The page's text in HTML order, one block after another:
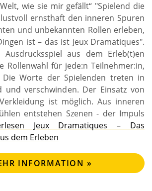
wie sie mir gefällt“ "Spielend die
ernsthaft den inneren Spuren
und unbekannten Rollen erleben,
ist – das ist Jeux Dramatiques".
aus dem Erleb(t)en
Rollenwahl für jede:n Teilnehmer:in,
Die Worte der Spielenden treten in
und verschwinden. Der Einsatz von
ist möglich. Aus inneren
entstehen Szenen - der Impuls
Jeux Dramatiques – Das
dem Erleben
INFORMATION »